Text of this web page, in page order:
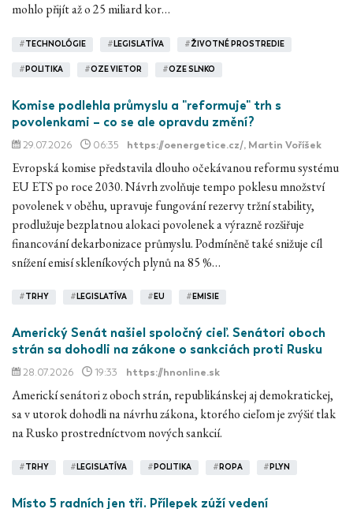
mohlo přijít až o 25 miliard kor…
#TECHNOLÓGIE # LEGISLATÍVA #ŽIVOTNÉ PROSTREDIE
# POLITIKA #OZE VIETOR #OZE SLNKO
Komise podlehla průmyslu a "reformuje" trh s
povolenkami – co se ale opravdu změní?
29.07.2026 06:35 https://oenergetice.cz/, Martin Voříšek
Evropská komise představila dlouho očekávanou reformu systému
EU ETS po roce 2030. Návrh zvolňuje tempo poklesu množství
povolenek v oběhu, upravuje fungování rezervy tržní stability,
prodlužuje bezplatnou alokaci povolenek a výrazně rozšiřuje
financování dekarbonizace průmyslu. Podmíněně také snižuje cíl
snížení emisí skleníkových plynů na 85 %…
#TRHY # LEGISLATÍVA # EU # EMISIE
Americký Senát našiel spoločný cieľ. Senátori oboch
strán sa dohodli na zákone o sankciách proti Rusku
28.07.2026 19:33 https://hnonline.sk
Americkí senátori z oboch strán, republikánskej aj demokratickej,
sa v utorok dohodli na návrhu zákona, ktorého cieľom je zvýšiť tlak
na Rusko prostredníctvom nových sankcií.
#TRHY # LEGISLATÍVA # POLITIKA # ROPA # PLYN
Místo 5 radních jen tři. Přílepek zúží vedení